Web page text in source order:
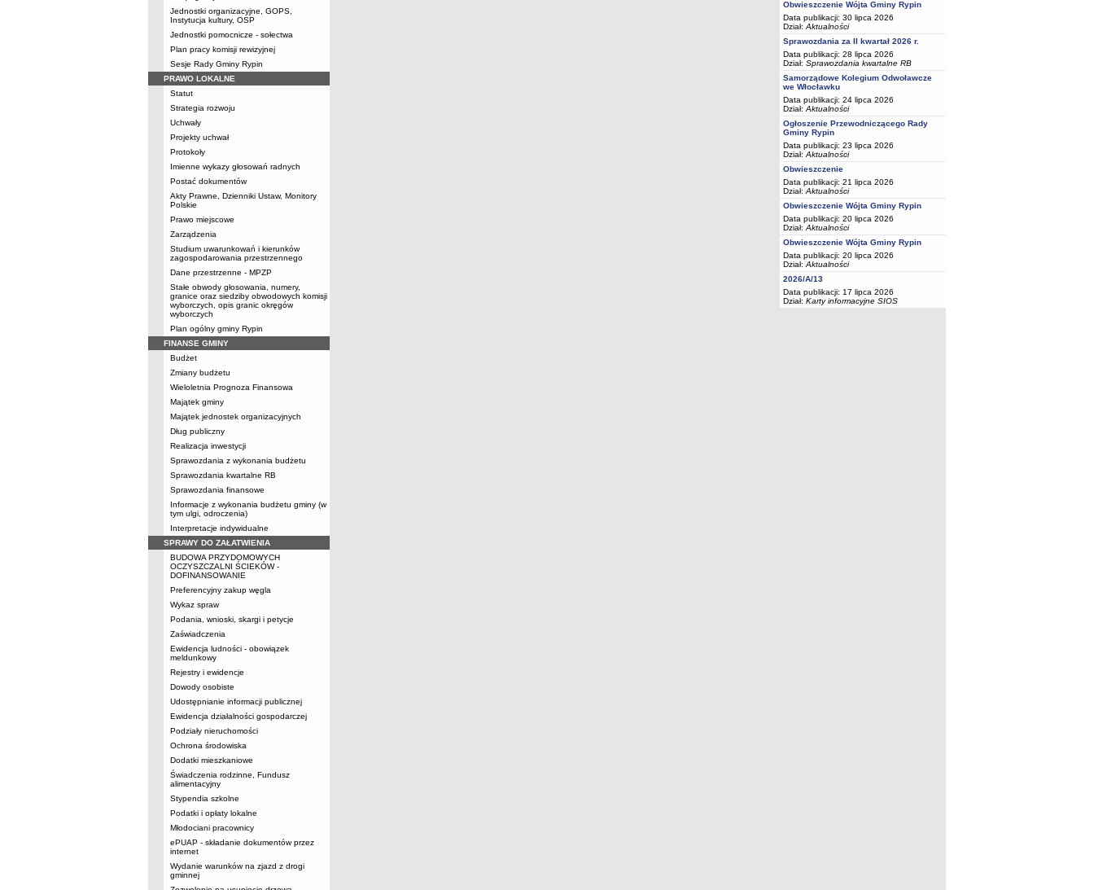
Jednostki organizacyjne, GOPS,
Instytucja kultury, OSP
Jednostki pomocnicze - sołectwa
Plan pracy komisji rewizyjnej
Sesje Rady Gminy Rypin
PRAWO LOKALNE
Statut
Strategia rozwoju
Uchwały
Projekty uchwał
Protokoły
Imienne wykazy głosowań radnych
Postać dokumentów
Akty Prawne, Dzienniki Ustaw, Monitory
Polskie
Prawo miejscowe
Zarządzenia
Studium uwarunkowań i kierunków
zagospodarowania przestrzennego
Dane przestrzenne - MPZP
Stałe obwody głosowania, numery,
granice oraz siedziby obwodowych komisji
wyborczych, opis granic okręgów
wyborczych
Plan ogólny gminy Rypin
FINANSE GMINY
Budżet
Zmiany budżetu
Wieloletnia Prognoza Finansowa
Majątek gminy
Majątek jednostek organizacyjnych
Dług publiczny
Realizacja inwestycji
Sprawozdania z wykonania budżetu
Sprawozdania kwartalne RB
Sprawozdania finansowe
Informacje z wykonania budżetu gminy (w
tym ulgi, odroczenia)
Interpretacje indywidualne
SPRAWY DO ZAŁATWIENIA
BUDOWA PRZYDOMOWYCH
OCZYSZCZALNI ŚCIEKÓW -
DOFINANSOWANIE
Preferencyjny zakup węgla
Wykaz spraw
Podania, wnioski, skargi i petycje
Zaświadczenia
Ewidencja ludności - obowiązek
meldunkowy
Rejestry i ewidencje
Dowody osobiste
Udostępnianie informacji publicznej
Ewidencja działalności gospodarczej
Podziały nieruchomości
Ochrona środowiska
Dodatki mieszkaniowe
Świadczenia rodzinne, Fundusz
alimentacyjny
Stypendia szkolne
Podatki i opłaty lokalne
Młodociani pracownicy
ePUAP - składanie dokumentów przez
internet
Wydanie warunków na zjazd z drogi
gminnej
Obwieszczenie Wójta Gminy Rypin
Data publikacji: 30 lipca 2026
Dział: Aktualności
Sprawozdania za II kwartał 2026 r.
Data publikacji: 28 lipca 2026
Dział: Sprawozdania kwartalne RB
Samorządowe Kolegium Odwoławcze
we Włocławku
Data publikacji: 24 lipca 2026
Dział: Aktualności
Ogłoszenie Przewodniczącego Rady
Gminy Rypin
Data publikacji: 23 lipca 2026
Dział: Aktualności
Obwieszczenie
Data publikacji: 21 lipca 2026
Dział: Aktualności
Obwieszczenie Wójta Gminy Rypin
Data publikacji: 20 lipca 2026
Dział: Aktualności
Obwieszczenie Wójta Gminy Rypin
Data publikacji: 20 lipca 2026
Dział: Aktualności
2026/A/13
Data publikacji: 17 lipca 2026
Dział: Karty informacyjne SIOS